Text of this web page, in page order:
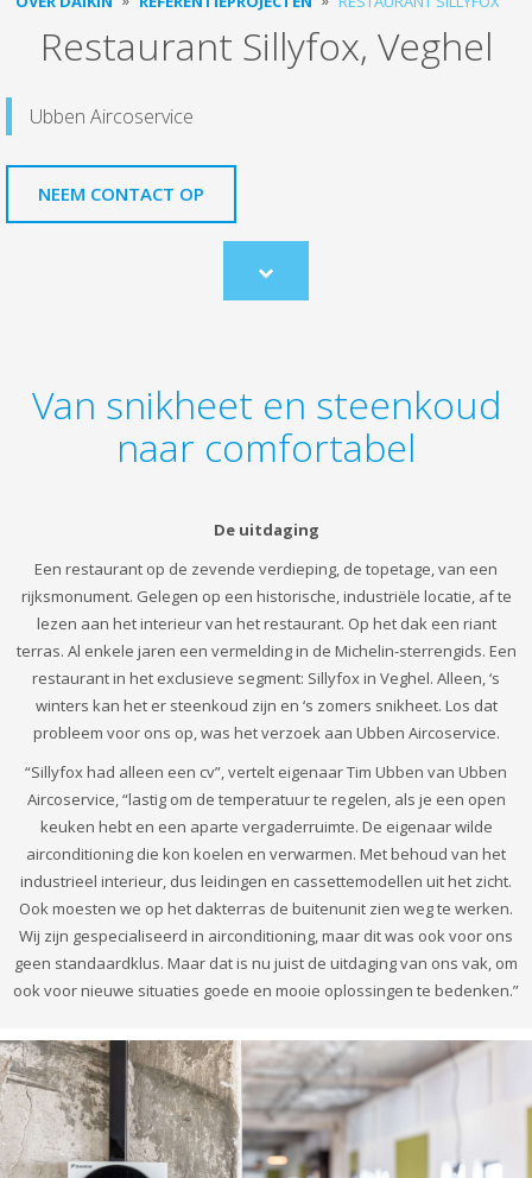
Restaurant Sillyfox, Veghel
Ubben Aircoservice
NEEM CONTACT OP
Scroll
to
Van snikheet en steenkoud
naar comfortabel
De uitdaging
Een restaurant op de zevende verdieping, de topetage, van een
rijksmonument. Gelegen op een historische, industriële locatie, af te
lezen aan het interieur van het restaurant. Op het dak een riant
terras. Al enkele jaren een vermelding in de Michelin-sterrengids. Een
restaurant in het exclusieve segment: Sillyfox in Veghel. Alleen, ‘s
winters kan het er steenkoud zijn en ‘s zomers snikheet. Los dat
probleem voor ons op, was het verzoek aan Ubben Aircoservice.
“Sillyfox had alleen een cv”, vertelt eigenaar Tim Ubben van Ubben
Aircoservice, “lastig om de temperatuur te regelen, als je een open
keuken hebt en een aparte vergaderruimte. De eigenaar wilde
airconditioning die kon koelen en verwarmen. Met behoud van het
industrieel interieur, dus leidingen en cassettemodellen uit het zicht.
Ook moesten we op het dakterras de buitenunit zien weg te werken.
Wij zijn gespecialiseerd in airconditioning, maar dit was ook voor ons
geen standaardklus. Maar dat is nu juist de uitdaging van ons vak, om
ook voor nieuwe situaties goede en mooie oplossingen te bedenken.”